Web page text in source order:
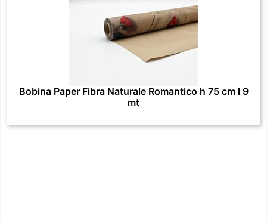
Bobina Paper Fibra Naturale Romantico h 75 cm l 9
mt